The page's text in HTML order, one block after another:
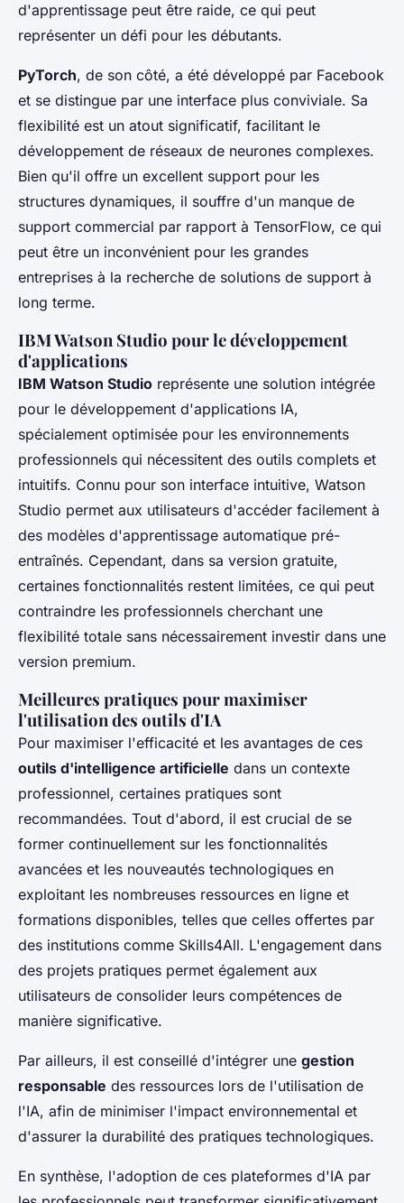
d'apprentissage peut être raide, ce qui peut
représenter un défi pour les débutants.
PyTorch, de son côté, a été développé par Facebook
et se distingue par une interface plus conviviale. Sa
flexibilité est un atout significatif, facilitant le
développement de réseaux de neurones complexes.
Bien qu'il offre un excellent support pour les
structures dynamiques, il souffre d'un manque de
support commercial par rapport à TensorFlow, ce qui
peut être un inconvénient pour les grandes
entreprises à la recherche de solutions de support à
long terme.
IBM Watson Studio pour le développement
d'applications
IBM Watson Studio représente une solution intégrée
pour le développement d'applications IA,
spécialement optimisée pour les environnements
professionnels qui nécessitent des outils complets et
intuitifs. Connu pour son interface intuitive, Watson
Studio permet aux utilisateurs d'accéder facilement à
des modèles d'apprentissage automatique pré-
entraînés. Cependant, dans sa version gratuite,
certaines fonctionnalités restent limitées, ce qui peut
contraindre les professionnels cherchant une
flexibilité totale sans nécessairement investir dans une
version premium.
Meilleures pratiques pour maximiser
l'utilisation des outils d'IA
Pour maximiser l'efficacité et les avantages de ces
outils d'intelligence artificielle dans un contexte
professionnel, certaines pratiques sont
recommandées. Tout d'abord, il est crucial de se
former continuellement sur les fonctionnalités
avancées et les nouveautés technologiques en
exploitant les nombreuses ressources en ligne et
formations disponibles, telles que celles offertes par
des institutions comme Skills4All. L'engagement dans
des projets pratiques permet également aux
utilisateurs de consolider leurs compétences de
manière significative.
Par ailleurs, il est conseillé d'intégrer une gestion
responsable des ressources lors de l'utilisation de
l'IA, afin de minimiser l'impact environnemental et
d'assurer la durabilité des pratiques technologiques.
En synthèse, l'adoption de ces plateformes d'IA par